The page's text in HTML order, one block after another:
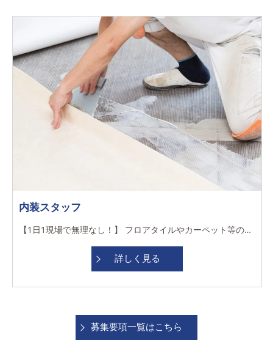
内装スタッフ
【1日1現場で無理なし！】 フロアタイルやカーペット等の施工をお任せします。床の仕上げに特化！ 劇場や体育館などの実績も★道具や設備投資にも積極的
詳しく見る
募集要項一覧はこちら